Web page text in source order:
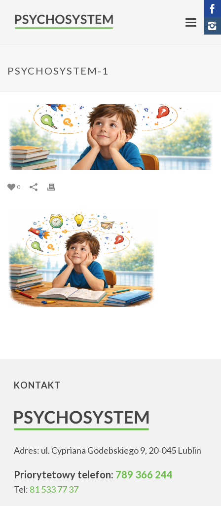
PSYCHOSYSTEM-1
0
KONTAKT
Adres: ul. Cypriana Godebskiego 9, 20-045 Lublin
Priorytetowy telefon: 789 366 244
Tel: 81 533 77 37